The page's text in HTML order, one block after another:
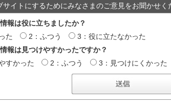
サイトにするためにみなさまのご意見をお聞かせく
報は役に立ちましたか？
た
2：ふつう
3：役に立たなかった
報は見つけやすかったですか？
すかった
2：ふつう 3：見つけにくかった